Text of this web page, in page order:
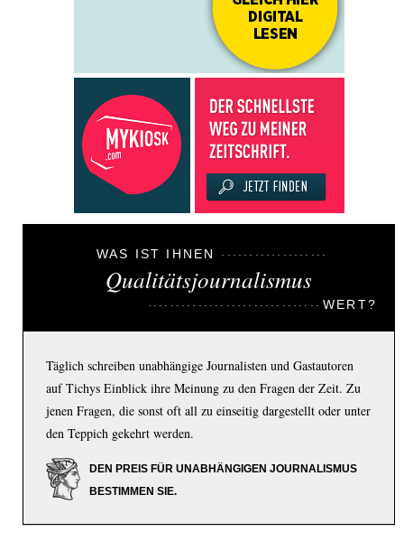
WAS IST IHNEN
Qualitätsjournalismus
WERT?
Täglich schreiben unabhängige Journalisten und Gastautoren
auf Tichys Einblick ihre Meinung zu den Fragen der Zeit. Zu
jenen Fragen, die sonst oft all zu einseitig dargestellt oder unter
den Teppich gekehrt werden.
DEN PREIS FÜR UNABHÄNGIGEN JOURNALISMUS
BESTIMMEN SIE.